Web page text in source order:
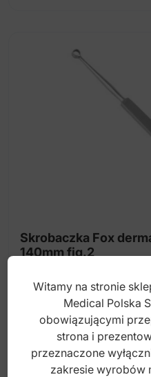
Łyżeczki dermatologiczne
Narzędzi do usuwania
Nożyczki do pedicure
Nożyczki fryzjerskie
Nożyczki fryzjerskie z
spiekanego
Pensety anatomiczne
Skrobaczka Fox
140mm fig.2
Index: 30-012-02
65,00zł
brutto
Witamy na stronie
Medical Polska
obowiązującymi
strona i
przeznaczone
zakresie wyrobów